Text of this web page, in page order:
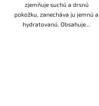
zjemňuje suchú a drsnú
pokožku, zanecháva ju jemnú a
hydratovanú. Obsahuje...